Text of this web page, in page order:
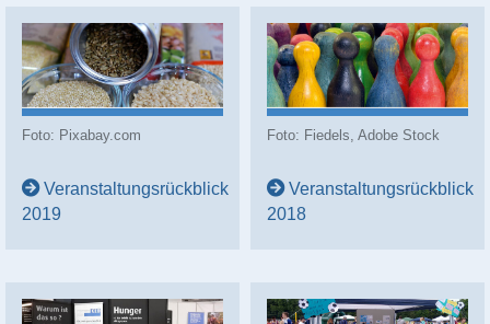
Foto: Pixabay.com
Veranstaltungsrückblick
2019
Foto: Fiedels, Adobe Stock
Veranstaltungsrückblick
2018